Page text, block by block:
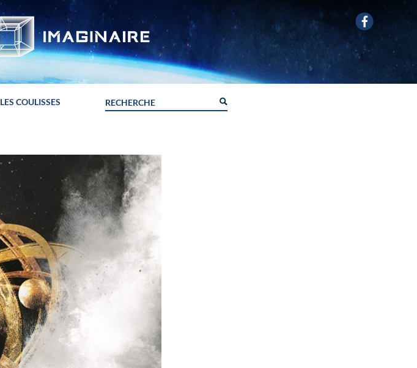
LES COULISSES